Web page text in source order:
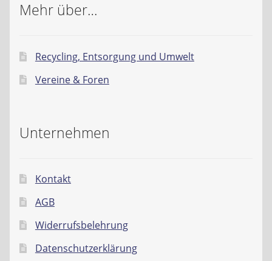
Mehr über…
Recycling, Entsorgung und Umwelt
Vereine & Foren
Unternehmen
Kontakt
AGB
Widerrufsbelehrung
Datenschutzerklärung